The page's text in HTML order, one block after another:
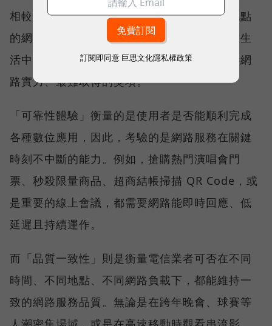
相較於傳統下載速度只反映單一時間、單一地點
的網路表現，這兩項指標更重視使用者在真實生
活中的整體體驗，因此也是最能反映電信業者網
路實力、最難取得的獎項。
「可靠性體驗」衡量的是使用者是否能順利完成
各種數位應用，因此，考驗的是網路服務在關鍵
時刻不中斷的能力。例如，搶購熱門演唱會門
票、秒殺限量商品、超商結帳掃描 QR Code，或
是重要的線上會議，都需要網路能即時回應、低
延遲且持續運作。
而「品質一致性」則是衡量電信業者可否在不同
時間、不同地點、不同網路負載下，都能維持一
致的網路服務品質。無論是在跨年晚會、球賽等
訂閱即同意 巨思文化隱私權政策